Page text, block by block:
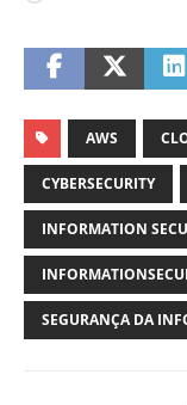
AWS
CYBERSECURITY
INFORMATION
SEGURANÇA DA